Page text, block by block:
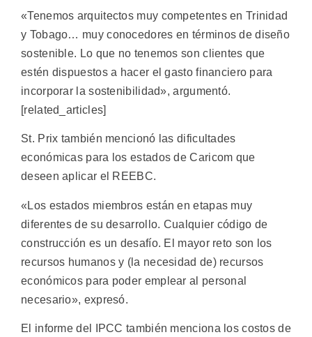
«Tenemos arquitectos muy competentes en Trinidad
y Tobago… muy conocedores en términos de diseño
sostenible. Lo que no tenemos son clientes que
estén dispuestos a hacer el gasto financiero para
incorporar la sostenibilidad», argumentó.
[related_articles]
St. Prix también mencionó las dificultades
económicas para los estados de Caricom que
deseen aplicar el REEBC.
«Los estados miembros están en etapas muy
diferentes de su desarrollo. Cualquier código de
construcción es un desafío. El mayor reto son los
recursos humanos y (la necesidad de) recursos
económicos para poder emplear al personal
necesario», expresó.
El informe del IPCC también menciona los costos de